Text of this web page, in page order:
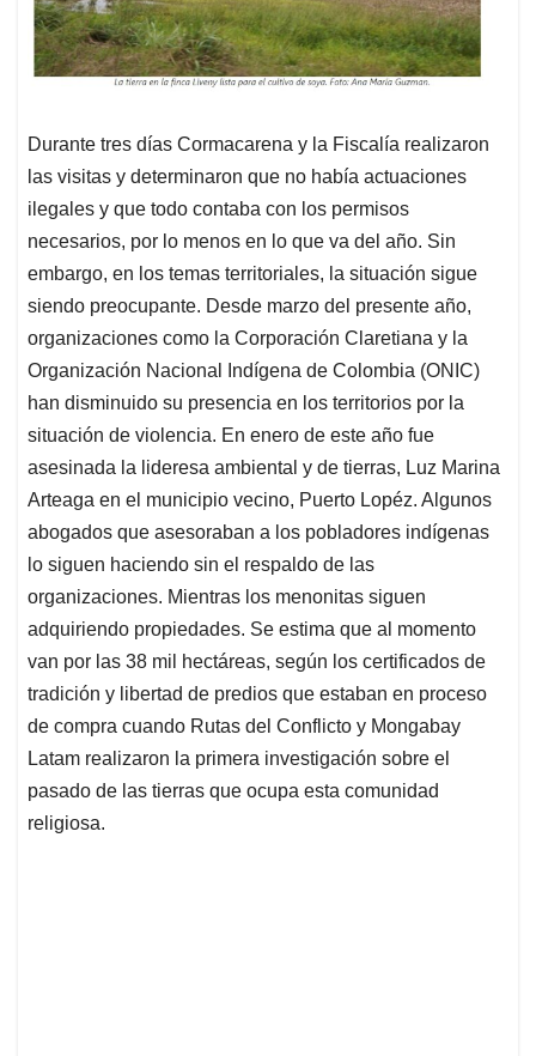
Durante tres días Cormacarena y la Fiscalía realizaron
las visitas y determinaron que no había actuaciones
ilegales y que todo contaba con los permisos
necesarios, por lo menos en lo que va del año. Sin
embargo, en los temas territoriales, la situación sigue
siendo preocupante. Desde marzo del presente año,
organizaciones como la Corporación Claretiana y la
Organización Nacional Indígena de Colombia (ONIC)
han disminuido su presencia en los territorios por la
situación de violencia. En enero de este año fue
asesinada la lideresa ambiental y de tierras, Luz Marina
Arteaga en el municipio vecino, Puerto Lopéz. Algunos
abogados que asesoraban a los pobladores indígenas
lo siguen haciendo sin el respaldo de las
organizaciones. Mientras los menonitas siguen
adquiriendo propiedades. Se estima que al momento
van por las 38 mil hectáreas, según los certificados de
tradición y libertad de predios que estaban en proceso
de compra cuando Rutas del Conflicto y Mongabay
Latam realizaron la primera investigación sobre el
pasado de las tierras que ocupa esta comunidad
religiosa.